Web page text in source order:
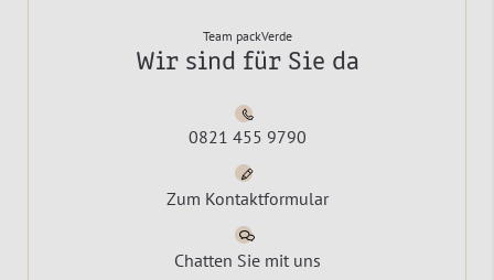
Team packVerde
Wir sind für Sie da
0821 455 9790
Zum Kontaktformular
Chatten Sie mit uns